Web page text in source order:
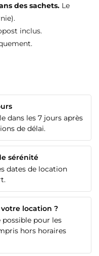
des sachets. Le
inclus.
dans les 7 jours après
de délai.
sérénité
dates de location
location ?
pour les
hors horaires